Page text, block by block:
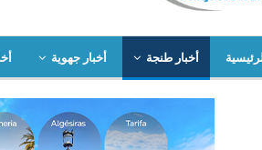
أخبار طنجة أخبار جهوية